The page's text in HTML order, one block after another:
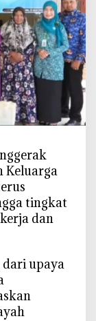
Keluarga
tingkat
dan
dari upaya